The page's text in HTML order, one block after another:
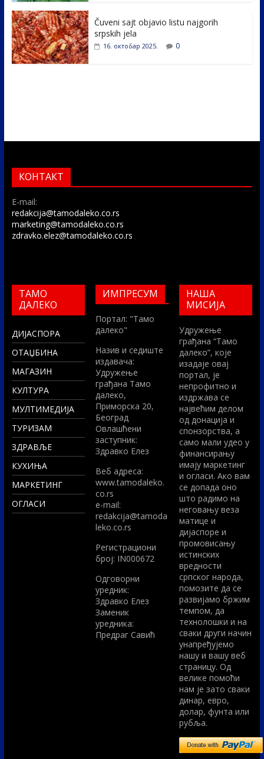
Čuveni sajt objavio listu najgorih
srpskih jela
16. октобар 2025. 0
КОНТАКТ
E-mail:
redakcija@tamodaleko.co.rs
marketing@tamodaleko.co.rs
zdravko.elez@tamodaleko.co.rs
ТАМО
ДАЛЕКО
ДИЈАСПОРА
ОТАЏБИНА
МАГАЗИН
КУЛТУРА
МУЛТИМЕДИЈА
ТУРИЗАМ
ЗДРАВЉЕ
КУХИЊА
МАРКЕТИНГ
ОГЛАСИ
ИМПРЕСУМ
Портал: "Тамо
далеко"
Назив и седиште
издавача:
Удружење
грађана Тамо
далеко,
Приморска 20,
Београд
Овлашћени
заступник:
Здравко Елез
Вeб адреса:
www.tamodaleko.
co.rs
e-mail:
redakcija@tamoda
leko.co.rs
Регистрациони
број: IN000672
Одговорни
уредник:
Здравко Елез
Заменик
уредника:
Предраг Савић
НАША
МИСИЈА
Удружење
грађана “Тамо
далеко”, које
изадаје овај
портал, је
непрофитно и
издржава се
највећим делом
од донација и
спонзорства, а
само мали удео у
финансирању
имају маркетинг
и огласи. Ако вам
се допада оно
што радимо на
неговању веза
матице и
дијаспоре и
промовисању
истинских
вредности
српског народа,
помозите да се
развијамо бржим
темпом, да
технолошки и на
сваки други начин
унапређујемо
нашу и вашу веб
страницу. Од
велике помоћи
нам је зато сваки
динар, евро,
долар, фунта или
рубља.